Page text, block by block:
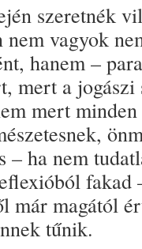
szeretnék
vagyok
hanem –
mert a
mert
ha nem
fakad
már magától
tűnik.